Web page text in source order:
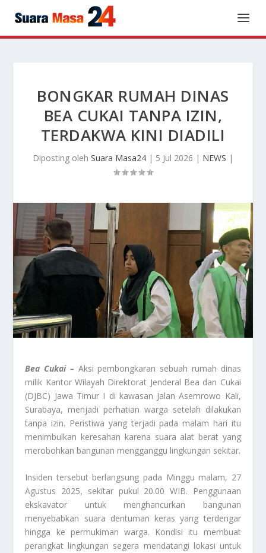
BONGKAR RUMAH DINAS
BEA CUKAI TANPA IZIN,
TERDAKWA KINI DIADILI
Diposting oleh Suara Masa24 | 5 Jul 2026 | NEWS |
Bea Cukai –Aksi pembongkaran sebuah rumah dinas
milik Kantor Wilayah Direktorat Jenderal Bea dan Cukai
(DJBC) Jawa Timur I di kawasan Jalan Asemrowo Kali,
Surabaya, menjadi perhatian warga setelah dilakukan
tanpa izin. Peristiwa yang terjadi pada malam hari itu
menimbulkan keresahan karena suara alat berat yang
merobohkan bangunan mengganggu lingkungan sekitar.
Insiden tersebut berlangsung pada Minggu malam, 27
Agustus 2025, sekitar pukul 20.00 WIB. Penggunaan
ekskavator untuk menghancurkan bangunan
menyebabkan suara dentuman keras yang terdengar
hingga ke permukiman warga. Kondisi itu membuat
perangkat lingkungan segera mendatangi lokasi untuk